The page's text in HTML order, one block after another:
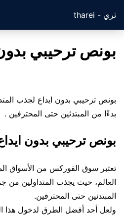
ثري - tharei
بونص ترحيبي
بونص ترحيبي بدون ايداع لجذب
بدءًا من المبتدئين حتى المحترفين .
بونص ترحيبي بدون
تعتبر سوق الفوركس من الأسواق
العالم، حيث يجذب المتداولين من
المبتدئين حتى المحترفين.
ولعل أحد أفضل الطرق لدخول هذا